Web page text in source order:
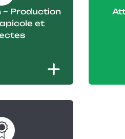
Production
et